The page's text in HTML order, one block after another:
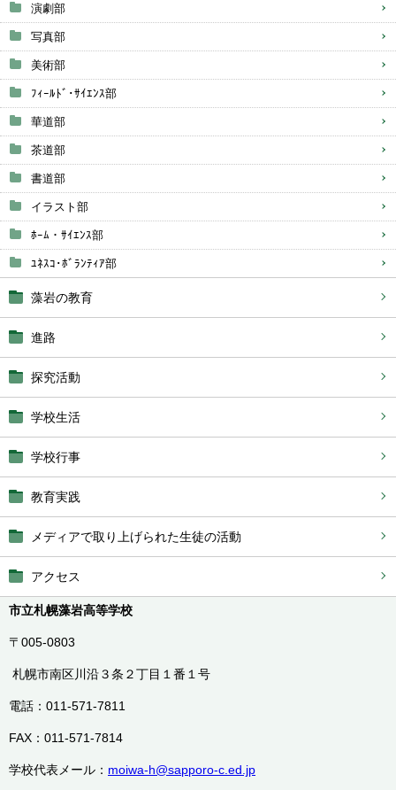
演劇部
写真部
美術部
ﾌｨｰﾙﾄﾞ･ｻｲｴﾝｽ部
華道部
茶道部
書道部
イラスト部
ﾎｰﾑ・ｻｲｴﾝｽ部
ﾕﾈｽｺ･ﾎﾞﾗﾝﾃｨｱ部
藻岩の教育
進路
探究活動
学校生活
学校行事
教育実践
メディアで取り上げられた生徒の活動
アクセス
市立札幌藻岩高等学校
〒005-0803
札幌市南区川沿３条２丁目１番１号
電話：011-571-7811
FAX：011-571-7814
学校代表メール： moiwa-h@sapporo-c.ed.jp